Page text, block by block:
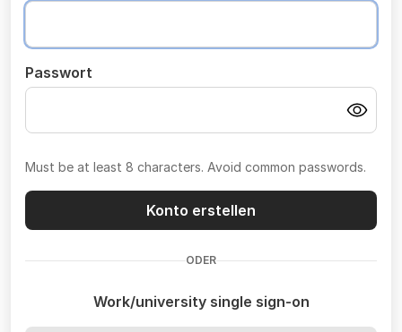
Passwort
Must be at least 8 characters. Avoid common passwords.
Konto erstellen
ODER
Work/university single sign-on